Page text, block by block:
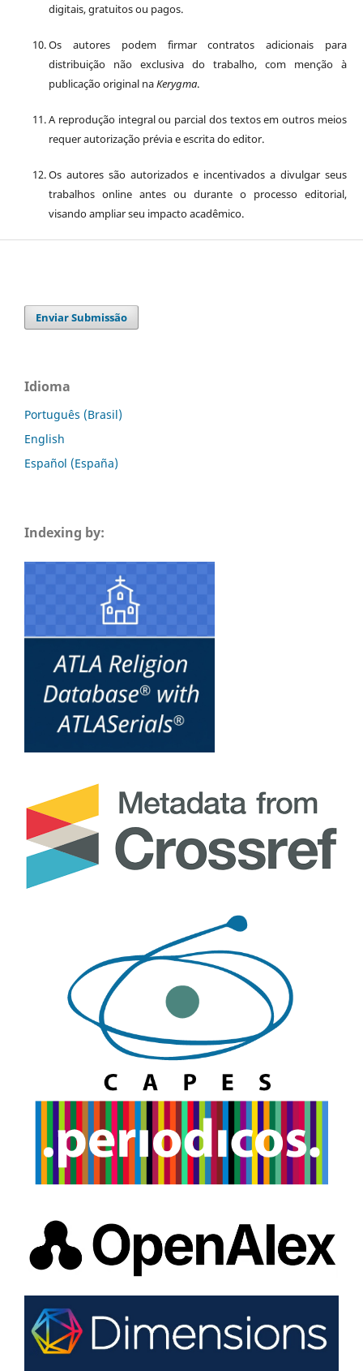
digitais, gratuitos ou pagos.
Os autores podem firmar contratos adicionais para
distribuição não exclusiva do trabalho, com menção à
publicação original naKerygma.
A reprodução integral ou parcial dos textos em outros meios
requer autorização prévia e escrita do editor.
Os autores são autorizados e incentivados a divulgar seus
trabalhos online antes ou durante o processo editorial,
visando ampliar seu impacto acadêmico.
Enviar Submissão
Idioma
Português (Brasil)
English
Español (España)
Indexing by: